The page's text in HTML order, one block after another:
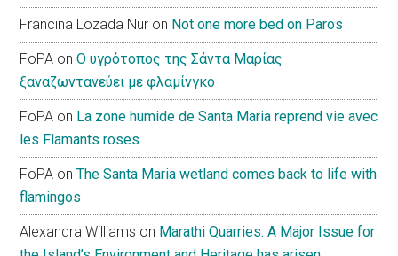
Francina Lozada Nur on Not one more bed on Paros
FoPA onΟ υγρότοπος της Σάντα Μαρίας
ξαναζωντανεύει με φλαμίνγκο
FoPA on La zone humide de Santa Maria reprend vie avec
les Flamants roses
FoPA onThe Santa Maria wetland comes back to life with
flamingos
Alexandra Williams on Marathi Quarries: A Major Issue for